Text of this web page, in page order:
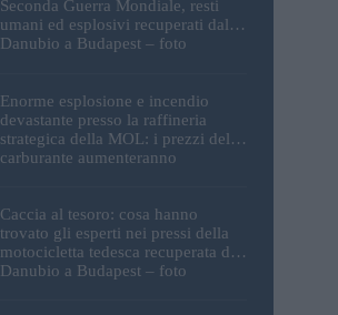
Seconda Guerra Mondiale, resti
umani ed esplosivi recuperati dal
Danubio a Budapest – foto
Enorme esplosione e incendio
devastante presso la raffineria
strategica della MOL: i prezzi del
carburante aumenteranno
Caccia al tesoro: cosa hanno
trovato gli esperti nei pressi della
motocicletta tedesca recuperata dal
Danubio a Budapest – foto